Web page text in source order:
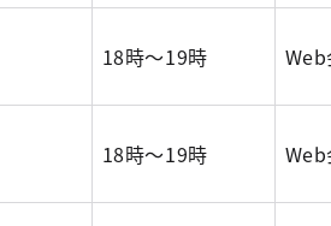
18時～19時
18時～19時